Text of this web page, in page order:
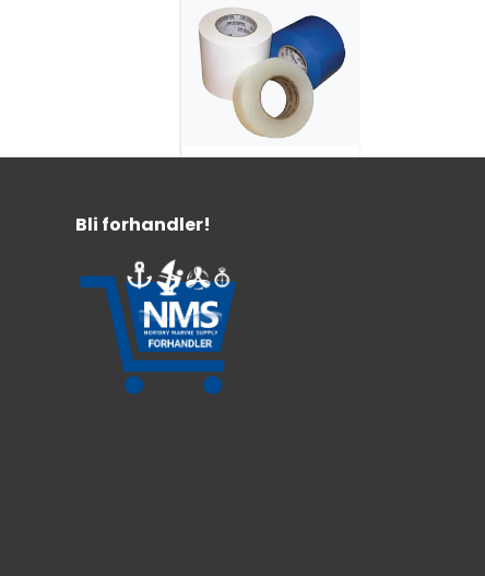
459,-
Bli forhandler!